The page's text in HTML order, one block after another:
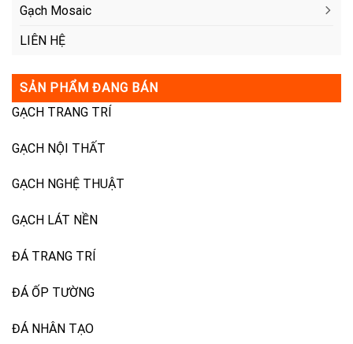
Gạch Mosaic
LIÊN HỆ
SẢN PHẨM ĐANG BÁN
GẠCH TRANG TRÍ
GẠCH NỘI THẤT
GẠCH NGHỆ THUẬT
GẠCH LÁT NỀN
ĐÁ TRANG TRÍ
ĐÁ ỐP TƯỜNG
ĐÁ NHÂN TẠO